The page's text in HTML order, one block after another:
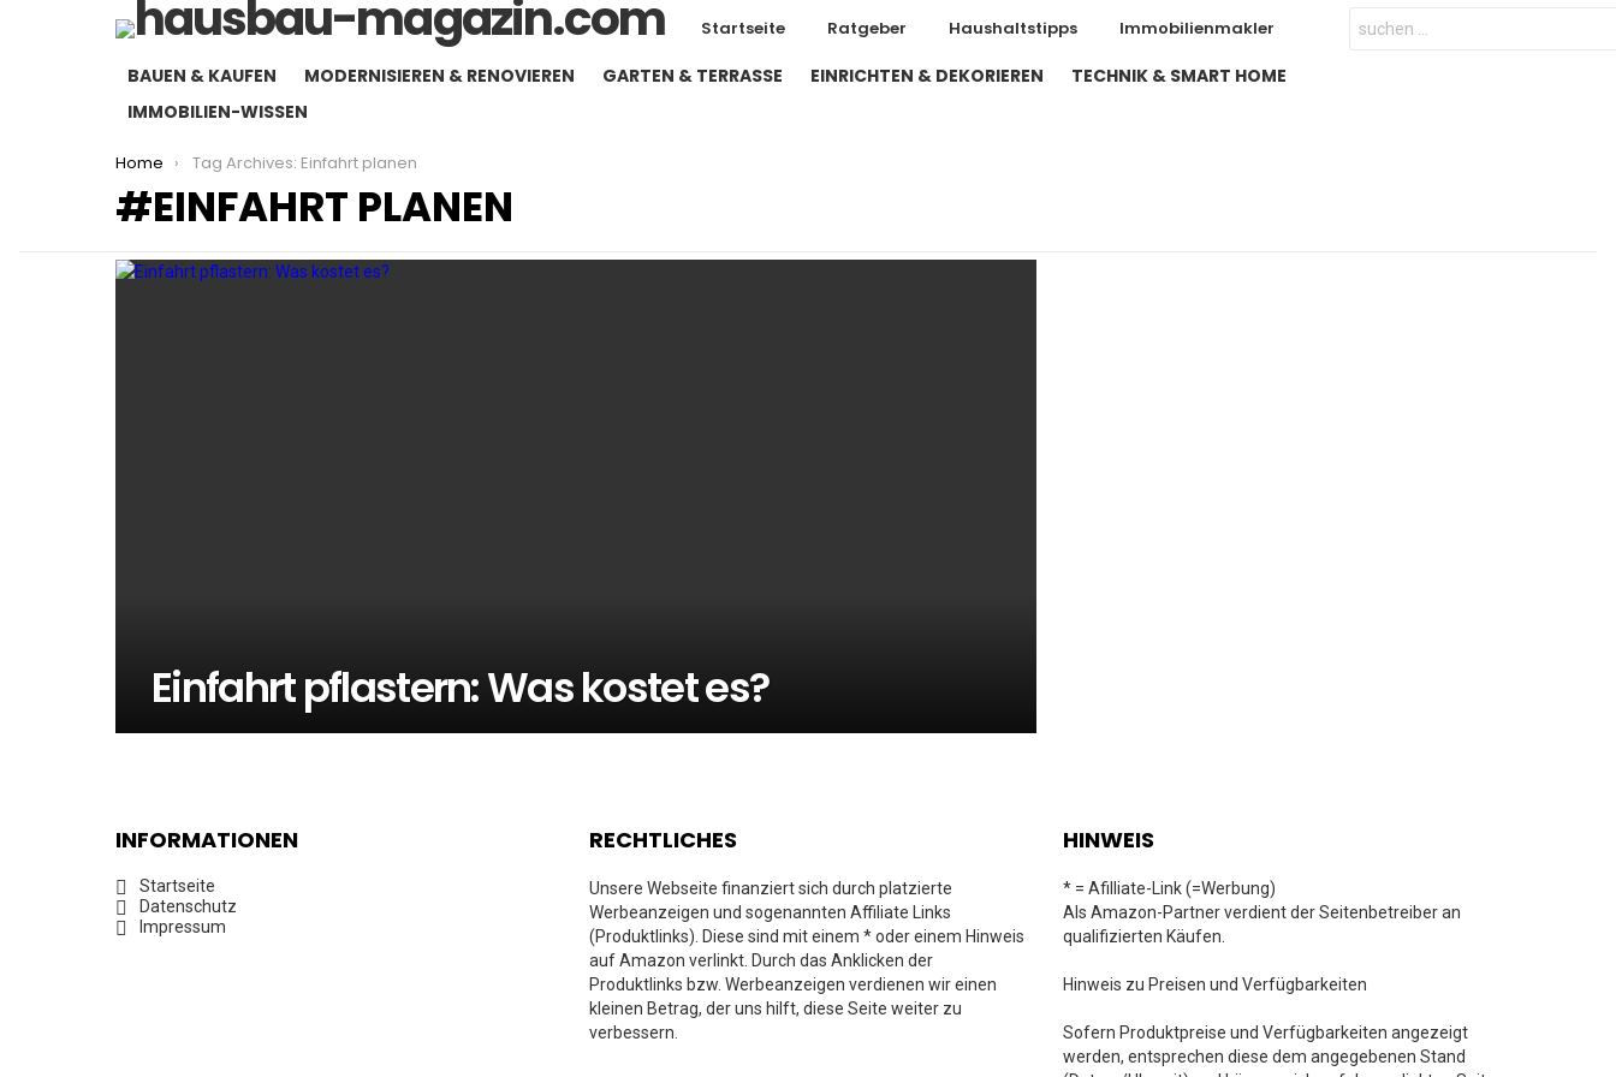
Startseite Ratgeber Haushaltstipps Immobilienmakler
Search
for:
BAUEN & KAUFEN MODERNISIEREN & RENOVIEREN GARTEN & TERRASSE EINRICHTEN & DEKORIEREN
TECHNIK & SMART HOME
IMMOBILIEN-WISSEN
You are here:
Home Tag Archives: Einfahrt planen
EINFAHRT PLANEN
LATEST
STORIES
Einfahrt pflastern: Was kostet es?
INFORMATIONEN
Startseite
Datenschutz
Impressum
RECHTLICHES
Unsere Webseite finanziert sich durch platzierte
Werbeanzeigen und sogenannten Affiliate Links
(Produktlinks). Diese sind mit einem * oder einem Hinweis
auf Amazon verlinkt. Durch das Anklicken der
Produktlinks bzw. Werbeanzeigen verdienen wir einen
kleinen Betrag, der uns hilft, diese Seite weiter zu
verbessern.
HINWEIS
* = Afilliate-Link (=Werbung)
Als Amazon-Partner verdient der Seitenbetreiber an
qualifizierten Käufen.
Hinweis zu Preisen und Verfügbarkeiten
Sofern Produktpreise und Verfügbarkeiten angezeigt
werden, entsprechen diese dem angegebenen Stand